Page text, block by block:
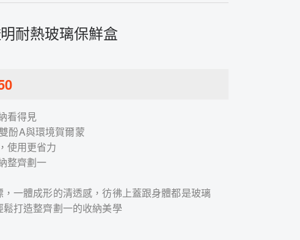
耐熱玻璃保鮮盒
看得見
酚A與環境賀爾蒙
使用更省力
整齊劃一
一體成形的清透感，彷彿上蓋跟身體都是玻璃
打造整齊劃一的收納美學